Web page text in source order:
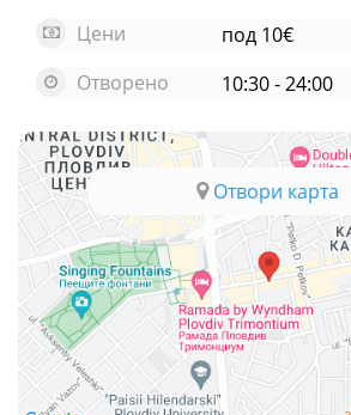
Цени
под 10€
Отворено
10:30 - 24:00
Отвори карта